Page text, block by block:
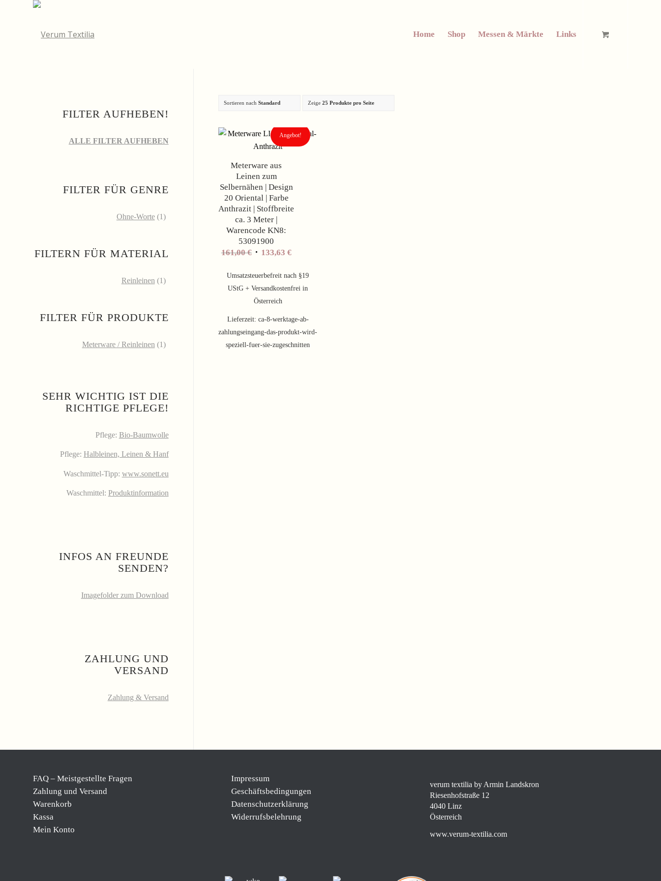
Home Shop Messen & Märkte Links
Sortieren nach Standard Zeige 25 Produkte pro Seite
Meterware aus
Leinen zum
Selbernähen | Design
20 Oriental | Farbe
Anthrazit | Stoffbreite
ca. 3 Meter |
Warencode KN8:
53091900
161,00€ Ursprünglicher
war:
161,00 €
133,63 €Aktueller
ist:
133,63 €.
Angebot!
Umsatzsteuerbefreit nach §19
UStG + Versandkostenfrei in
Österreich
Lieferzeit: ca-8-werktage-ab-
zahlungseingang-das-produkt-wird-
speziell-fuer-sie-zugeschnitten
FILTER AUFHEBEN!
ALLE FILTER AUFHEBEN
FILTER FÜR GENRE
Ohne-Worte (1)
FILTERN FÜR MATERIAL
Reinleinen (1)
FILTER FÜR PRODUKTE
Meterware / Reinleinen (1)
SEHR WICHTIG IST DIE
RICHTIGE PFLEGE!
Pflege: Bio-Baumwolle
Pflege: Halbleinen, Leinen & Hanf
Waschmittel-Tipp: www.sonett.eu
Waschmittel: Produktinformation
INFOS AN FREUNDE
SENDEN?
Imagefolder zum Download
ZAHLUNG UND
VERSAND
Zahlung & Versand
FAQ – Meistgestellte Fragen
Zahlung und Versand
Warenkorb
Kassa
Mein Konto
Impressum
Geschäftsbedingungen
Datenschutzerklärung
Widerrufsbelehrung
verum textilia by Armin Landskron
Riesenhofstraße 12
4040 Linz
Österreich
www.verum-textilia.com